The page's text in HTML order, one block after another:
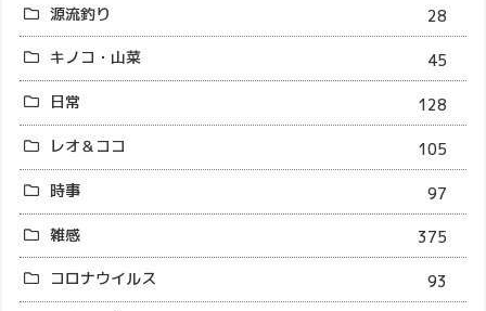
源流釣り
28
キノコ・山菜
45
日常
128
レオ＆ココ
105
時事
97
雑感
375
コロナウイルス
93